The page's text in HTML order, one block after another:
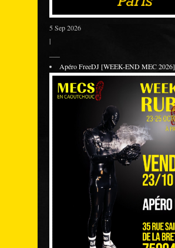
5 Sep 2026
|
Apéro FreeDJ [WEEK-END MEC 2026]